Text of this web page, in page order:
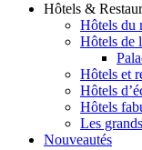
Hôtels &
Hôtels du
Hôtels de
Hôtels et
Hôtels
Hôtels
Les
Nouveautés